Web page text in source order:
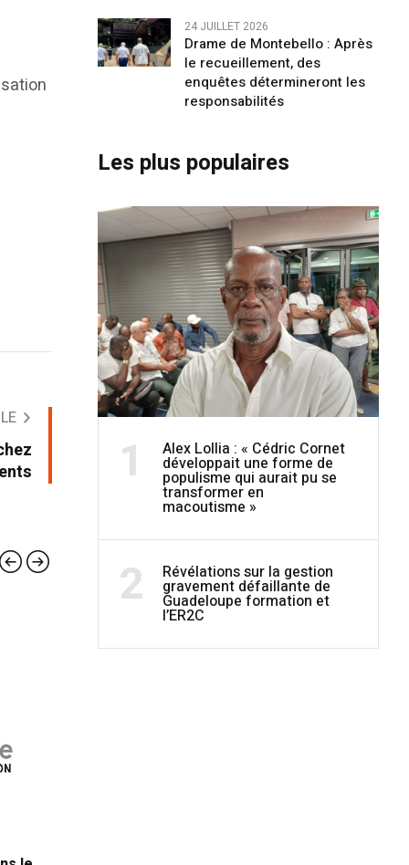
24 JUILLET 2026
Drame de Montebello : Après
le recueillement, des
enquêtes détermineront les
responsabilités
Les plus populaires
1 Alex Lollia : « Cédric Cornet
développait une forme de
populisme qui aurait pu se
transformer en
macoutisme »
2 Révélations sur la gestion
gravement défaillante de
Guadeloupe formation et
l’ER2C